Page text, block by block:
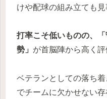
けや配球の組み立ても見
打率こそ低いものの、
勢」 が首脳陣から高く評
ベテランとしての落ち
でチームに欠かせない存